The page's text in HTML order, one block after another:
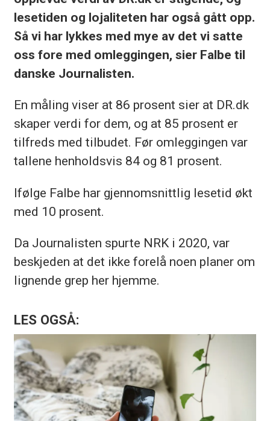
lesetiden og lojaliteten har også gått opp.
Så vi har lykkes med mye av det vi satte
oss fore med omleggingen, sier Falbe til
danske Journalisten.
En måling viser at 86 prosent sier at DR.dk
skaper verdi for dem, og at 85 prosent er
tilfreds med tilbudet. Før omleggingen var
tallene henholdsvis 84 og 81 prosent.
Ifølge Falbe har gjennomsnittlig lesetid økt
med 10 prosent.
Da Journalisten spurte NRK i 2020, var
beskjeden at det ikke forelå noen planer om
lignende grep her hjemme.
LES OGSÅ: